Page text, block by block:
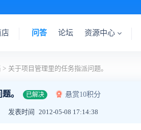
店 问答 论坛 资源中心
> 关于项目管理里的任务指派问题。
。 已解决 悬赏10积分
发表时间 2012-05-08 17:14:38